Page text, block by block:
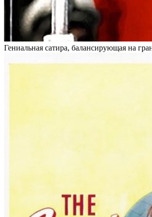
Гениальная сатира, балансирующая на